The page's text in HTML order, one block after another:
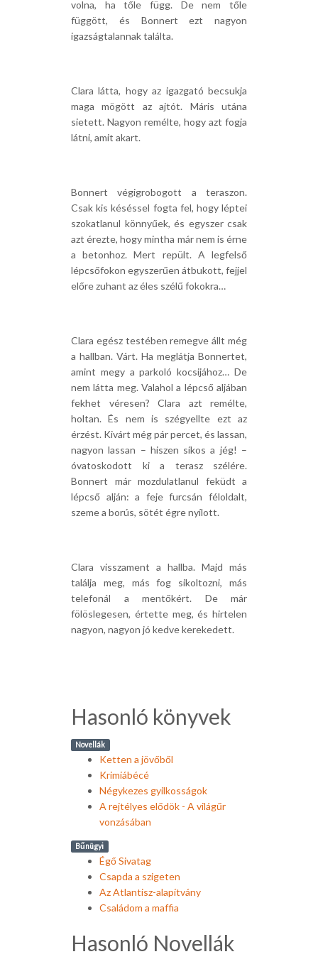
volna, ha tőle függ. De nem tőle
függött, és Bonnert ezt nagyon
igazságtalannak találta.
Clara látta, hogy az igazgató becsukja
maga mögött az ajtót. Máris utána
sietett. Nagyon remélte, hogy azt fogja
látni, amit akart.
Bonnert végigrobogott a teraszon.
Csak kis késéssel fogta fel, hogy léptei
szokatlanul könnyűek, és egyszer csak
azt érezte, hogy mintha már nem is érne
a betonhoz. Mert repült. A legfelső
lépcsőfokon egyszerűen átbukott, fejjel
előre zuhant az éles szélű fokokra…
Clara egész testében remegve állt még
a hallban. Várt. Ha meglátja Bonnertet,
amint megy a parkoló kocsijához… De
nem látta meg. Valahol a lépcső aljában
fekhet véresen? Clara azt remélte,
holtan. És nem is szégyellte ezt az
érzést. Kivárt még pár percet, és lassan,
nagyon lassan – hiszen síkos a jég! –
óvatoskodott ki a terasz szélére.
Bonnert már mozdulatlanul feküdt a
lépcső alján: a feje furcsán féloldalt,
szeme a borús, sötét égre nyílott.
Clara visszament a hallba. Majd más
találja meg, más fog sikoltozni, más
telefonál a mentőkért. De már
fölöslegesen, értette meg, és hirtelen
nagyon, nagyon jó kedve kerekedett.
Hasonló könyvek
Novellák
Ketten a jövőből
Krimiábécé
Négykezes gyilkosságok
A rejtélyes elődök - A világűr
vonzásában
Bűnügyi
Égő Sivatag
Csapda a szigeten
Az Atlantisz-alapítvány
Családom a maffia
Hasonló Novellák